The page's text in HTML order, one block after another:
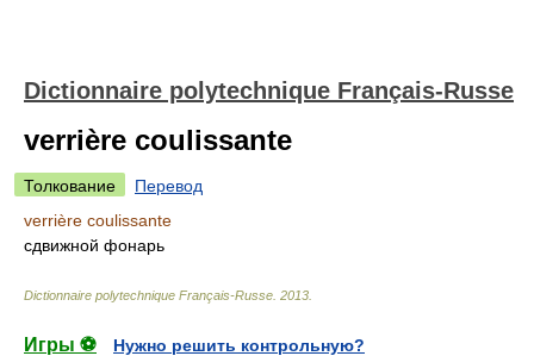
Dictionnaire polytechnique Français-Russe
verrière coulissante
Толкование
Перевод
verrière coulissante
сдвижной фонарь
Dictionnaire polytechnique Français-Russe 2013
Игры ⚽
Нужно решить контрольную?